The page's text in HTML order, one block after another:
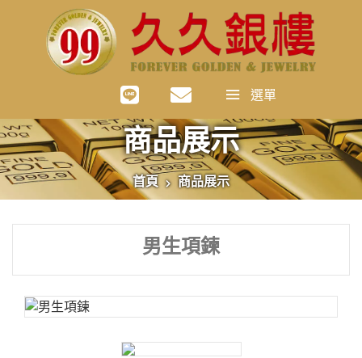
選單
商品展示
首頁 商品展示
男生項鍊